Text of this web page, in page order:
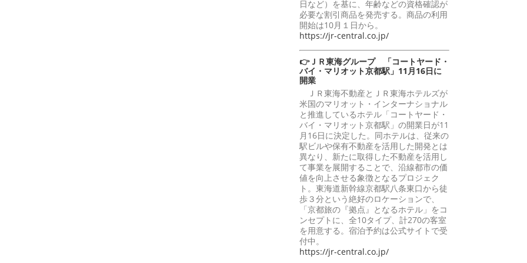
日など）を基に、年齢などの資格確認が
必要な割引商品を発売する。商品の利用
開始は10月１日から。
https://jr-central.co.jp/
👉ＪＲ東海グループ 「コートヤード・
バイ・マリオット京都駅」11月16日に
開業
ＪＲ東海不動産とＪＲ東海ホテルズが
米国のマリオット・インターナショナル
と推進しているホテル「コートヤード・
バイ・マリオット京都駅」の開業日が11
月16日に決定した。同ホテルは、従来の
駅ビルや保有不動産を活用した開発とは
異なり、新たに取得した不動産を活用し
て事業を展開することで、沿線都市の価
値を向上させる象徴となるプロジェク
ト。東海道新幹線京都駅八条東口から徒
歩３分という絶好のロケーションで、
「京都旅の『拠点』となるホテル」をコ
ンセプトに、全10タイプ、計270の客室
を用意する。宿泊予約は公式サイトで受
付中。
https://jr-central.co.jp/